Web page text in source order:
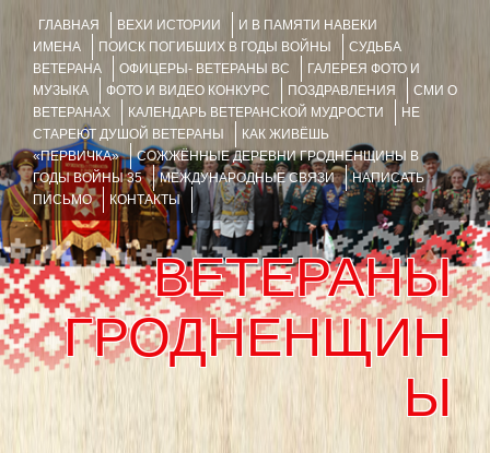
ГЛАВНАЯ ВЕХИ ИСТОРИИ
И В ПАМЯТИ НАВЕКИ
ИМЕНА
ПОИСК ПОГИБШИХ В ГОДЫ ВОЙНЫ
СУДЬБА
ВЕТЕРАНА
ОФИЦЕРЫ- ВЕТЕРАНЫ ВС
ГАЛЕРЕЯ ФОТО И
МУЗЫКА
ФОТО И ВИДЕО КОНКУРС ПОЗДРАВЛЕНИЯ
СМИ О
ВЕТЕРАНАХ
КАЛЕНДАРЬ ВЕТЕРАНСКОЙ МУДРОСТИ
НЕ
СТАРЕЮТ ДУШОЙ ВЕТЕРАНЫ
КАК ЖИВЁШЬ
«ПЕРВИЧКА»
СОЖЖЁННЫЕ ДЕРЕВНИ ГРОДНЕНЩИНЫ В
ГОДЫ ВОЙНЫ 35
МЕЖДУНАРОДНЫЕ СВЯЗИ
НАПИСАТЬ
ПИСЬМО
КОНТАКТЫ
ВЕТЕРАНЫ
ГРОДНЕНЩИН
Ы